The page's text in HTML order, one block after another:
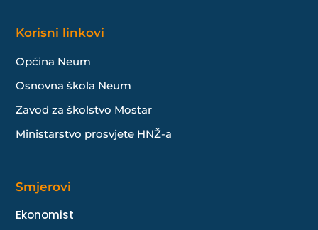
Korisni linkovi
Općina Neum
Osnovna škola Neum
Zavod za školstvo Mostar
Ministarstvo prosvjete HNŽ-a
Smjerovi
Ekonomist